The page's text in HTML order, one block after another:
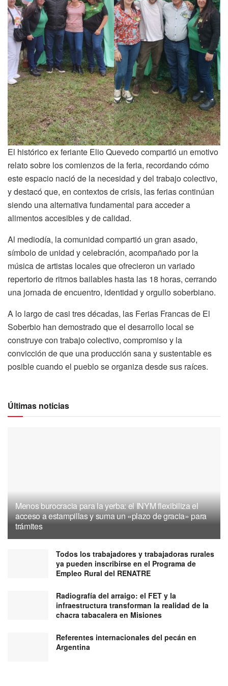
El histórico ex feriante Elio Quevedo compartió un emotivo
relato sobre los comienzos de la feria, recordando cómo
este espacio nació de la necesidad y del trabajo colectivo,
y destacó que, en contextos de crisis, las ferias continúan
siendo una alternativa fundamental para acceder a
alimentos accesibles y de calidad.
Al mediodía, la comunidad compartió un gran asado,
símbolo de unidad y celebración, acompañado por la
música de artistas locales que ofrecieron un variado
repertorio de ritmos bailables hasta las 18 horas, cerrando
una jornada de encuentro, identidad y orgullo soberbiano.
A lo largo de casi tres décadas, las Ferias Francas de El
Soberbio han demostrado que el desarrollo local se
construye con trabajo colectivo, compromiso y la
convicción de que una producción sana y sustentable es
posible cuando el pueblo se organiza desde sus raíces.
Últimas noticias
Menos burocracia para la yerba: el INYM flexibiliza el
acceso a estampillas y suma un «plazo de gracia» para
trámites
Todos los trabajadores y trabajadoras rurales
ya pueden inscribirse en el Programa de
Empleo Rural del RENATRE
Radiografía del arraigo: el FET y la
infraestructura transforman la realidad de la
chacra tabacalera en Misiones
Referentes internacionales del pecán en
Argentina